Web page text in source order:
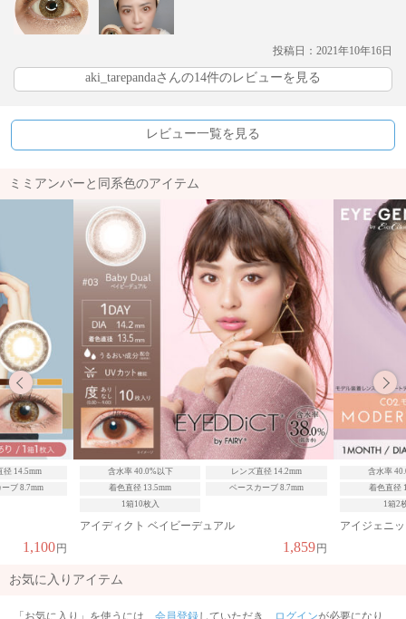
投稿日：2021年10年16日
aki_tarepandaさんの14件のレビューを見る
レビュー一覧を見る
ミミアンバーと同系色のアイテム
径 14.2mm
ブ 8.7mm
1,859 円
含水率 40.0%以下
レンズ直径 14.5mm
着色直径 13.7mm
ベースカーブ 8.7mm
1箱2枚入
アイジェニック モダングランジ
1,760 円
含水率
着色直径
1箱10
LuMia モイ
お気に入りアイテム
「お気に入り」を使うには、 会員登録していただき、 ログインが必要になり